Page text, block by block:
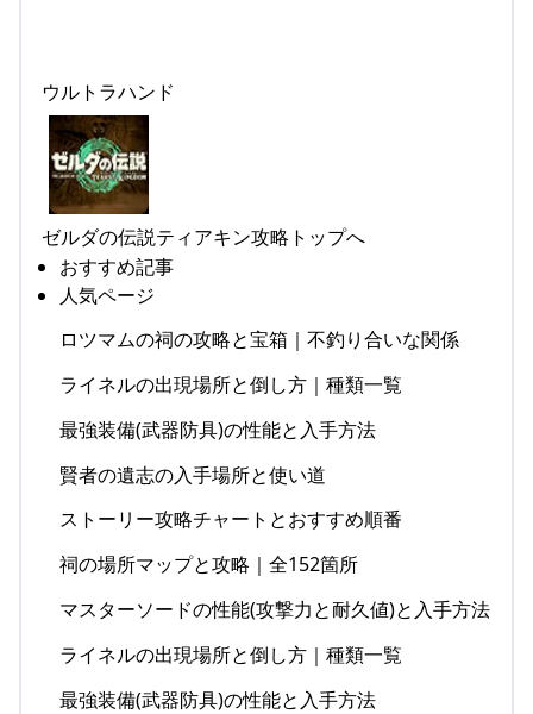
ウルトラハンド
ゼルダの伝説ティアキン攻略トップへ
おすすめ記事
人気ページ
ロツマムの祠の攻略と宝箱｜不釣り合いな関係
ライネルの出現場所と倒し方｜種類一覧
最強装備(武器防具)の性能と入手方法
賢者の遺志の入手場所と使い道
ストーリー攻略チャートとおすすめ順番
祠の場所マップと攻略｜全152箇所
マスターソードの性能(攻撃力と耐久値)と入手方法
ライネルの出現場所と倒し方｜種類一覧
最強装備(武器防具)の性能と入手方法